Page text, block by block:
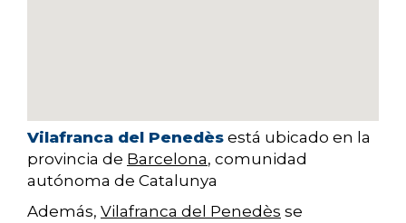
Vilafranca del Penedès está ubicado en la
provincia de Barcelona, comunidad
autónoma de Catalunya
Además, Vilafranca del Penedès se